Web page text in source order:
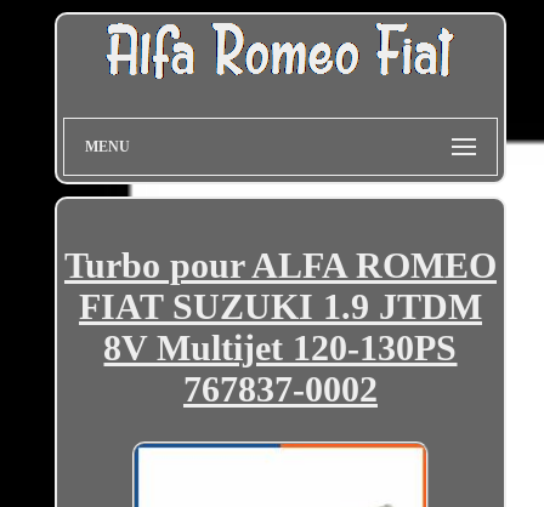
MENU
Turbo pour ALFA ROMEO
FIAT SUZUKI 1.9 JTDM
8V Multijet 120-130PS
767837-0002